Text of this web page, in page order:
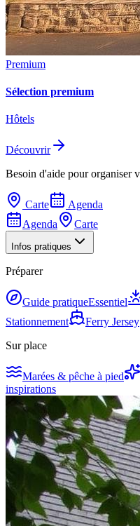
Premium
Sélection premium
Hôtels
Découvrir
Besoin d'aide pour organiser
Carte
Agenda
Agenda
Carte
Infos pratiques
Préparer
Guide pratiqueEssentiel
Stationnement
Ferry Jersey
Sur place
Marées & pêche à pied
inspirations